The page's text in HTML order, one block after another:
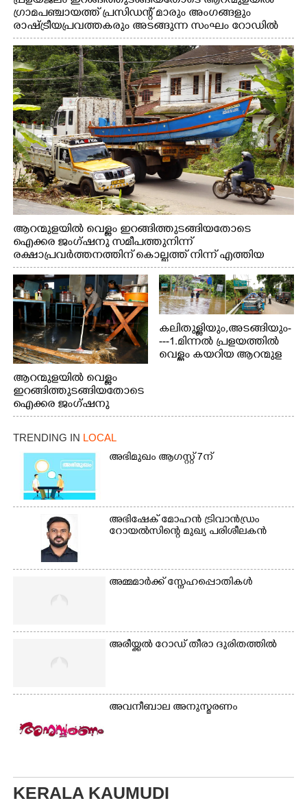
ഗ്രാമപഞ്ചായത്ത് പ്രസിഡന്റ് മാരും അംഗങ്ങളും
രാഷ്ട്രീയപ്രവത്തകരും അടങ്ങുന്ന സംഘം റോഡിൽ
അടിഞ്ഞ് കൂടിയ ചെളിയും മണ്ണും മറ്റ് മാലിന്യങ്ങളും
നീക്കം ചെയ്യുന്നു.
ആറന്മുളയിൽ വെള്ളം ഇറങ്ങിത്തുടങ്ങിയതോടെ
ഐക്കര ജംഗ്ഷനു സമീപത്തുനിന്ന്
രക്ഷാപ്രവർത്തനത്തിന് കൊല്ലത്ത് നിന്ന് എത്തിയ
ബോട്ടുകൾ തിരികെക്കൊണ്ടുപോകുന്നു.
ആറന്മുളയിൽ വെള്ളം
ഇറങ്ങിത്തുടങ്ങിയതോടെ
ഐക്കര ജംഗ്ഷനു
സമീപം ആറന്മുള
കിടങ്ങന്നൂർ റോഡിന്
സമീപം പ്രവർത്തിക്കു
ആറന്മുള തട്ടുകട കഴുകി
വൃത്തിയാക്കുന്നു.
കലിതുള്ളിയും,അടങ്ങിയും-
---1.മിന്നൽ പ്രളയത്തിൽ
വെള്ളം കയറിയ ആറന്മുള
ഇറങ്ങിപ്പോൾ
ത്തിന് ഓച്ചിറ അഴിക്കലിൽ
TRENDING IN LOCAL
അഭിമുഖം ആഗസ്റ്റ് 7ന്
അഭിഷേക് മോഹൻ ട്രിവാൻഡ്രം
റോയൽസിന്റെ മുഖ്യ പരിശീലകൻ
അമ്മമാർക്ക് സ്നേഹപ്പൊതികൾ
അരീയ്ക്കൽ റോഡ് തീരാ ദുരിതത്തിൽ
അവനീബാല അനുസ്മരണം
KERALA KAUMUDI